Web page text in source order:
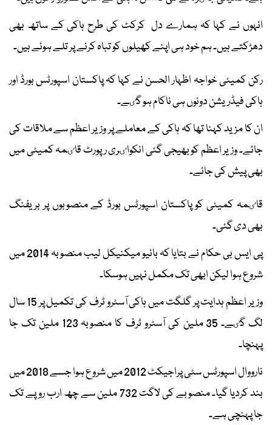
انہوں نے کہا کہ ہمارے دل کرکٹ کی طرح ہاکی کے ساتھ بھی
دھڑکتے ہیں۔ ہم خود ہی اپنے کھیلوں کو تباہ کرنے پر تلے ہوئے ہیں۔
رکن کمیٹی خواجہ اظہار الحسن نے کہا کہ پاکستان اسپورٹس بورڈ اور
ہاکی فیڈریشن دونوں ہی ناکام ہو گٸے۔
ان کا مزید کہنا تھا کہ ہاکی کے معاملے پر وزیر اعظم سے ملاقات کی
جائے۔ وزیر اعظم کو بھیجی گئی انکواٸری رپورٹ قاٸمہ کمیٹی میں
بھی پیش کی جائے۔
قاٸمہ کمیٹی کو پاکستان اسپورٹس بورڈ کے منصوبوں پر بریفنگ
بھی دی گئی۔
پی ایس بی حکام نے بتایا کہ بائیو میکنیکل لیب منصوبہ 2014 میں
شروع ہوا لیکن ابھی تک مکمل نہیں ہوسکا۔
وزیر اعظم ہدایت پر گلگت میں ہاکی آسٹرو ٹرف کی تکمیل پر 15 سال
لگ گٸے۔ 35 ملین کی آسٹرو ٹرف کا منصوبہ 123 ملین تک جا
پہنچا۔
نارووال اسپورٹس سٹی پراجیکٹ 2012 میں شروع ہوا جسے 2018 میں
بند کردیا گیا۔ منصوبے کی لاگت 732 ملین سے چھ ارب روپے تک
جا پہنچی ہے۔